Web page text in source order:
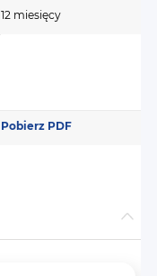
12 miesięcy
Pobierz PDF